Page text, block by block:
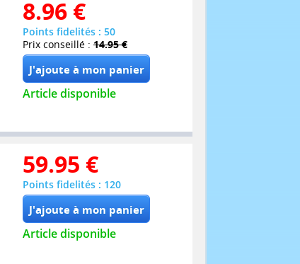
8.96 €
Points fidelités : 50
Prix conseillé : 14.95 €
Article disponible
59.95 €
Points fidelités : 120
Article disponible